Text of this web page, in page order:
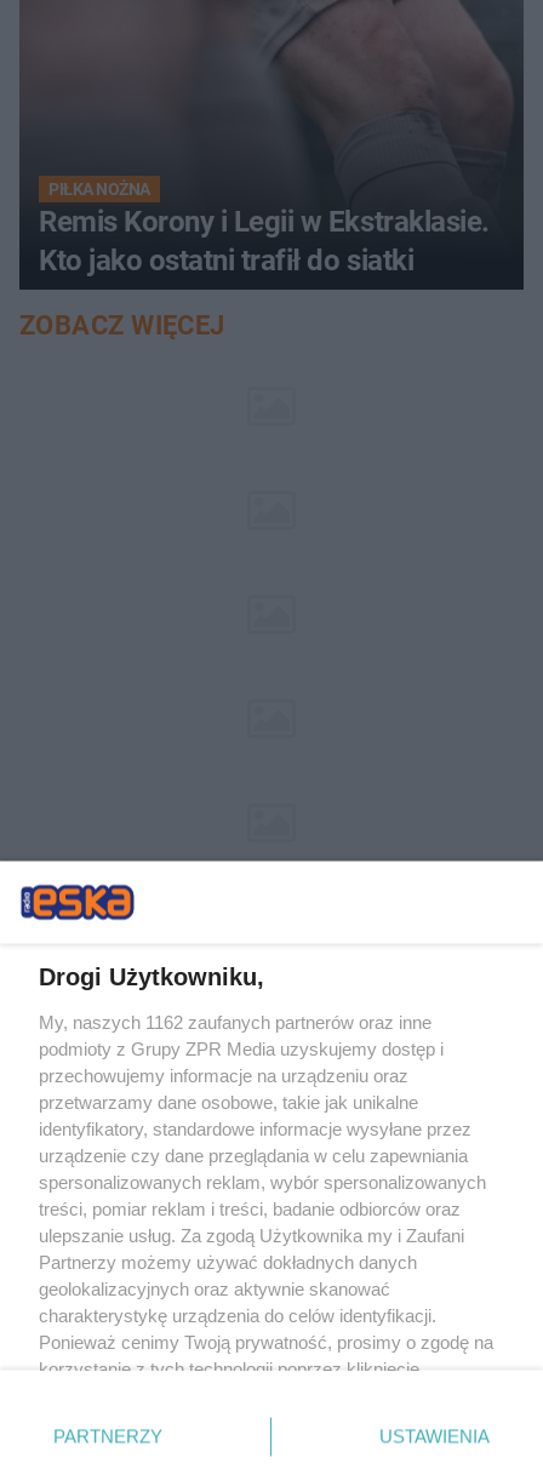
PIŁKA NOŻNA
Remis Korony i Legii w Ekstraklasie.
Kto jako ostatni trafił do siatki
ZOBACZ WIĘCEJ
Żaden utwór zamieszczony w serwisie nie może być powielany i
rozpowszechniany lub dalej rozpowszechniany w jakikolwiek sposób (w
tym także elektroniczny lub mechaniczny) na jakimkolwiek polu
eksploatacji w jakiejkolwiek formie, włącznie z umieszczaniem w Internecie
bez pisemnej zgody właściciela praw. Jakiekolwiek użycie lub
wykorzystanie utworów w całości lub w części z naruszeniem prawa, tzn.
bez właściwej zgody, jest zabronione pod groźbą kary i może być ścigane
prawnie.
O nas
Drogi Użytkowniku,
My, naszych 1162 zaufanych partnerów oraz inne
podmioty z Grupy ZPR Media uzyskujemy dostęp i
przechowujemy informacje na urządzeniu oraz
przetwarzamy dane osobowe, takie jak unikalne
identyfikatory, standardowe informacje wysyłane przez
urządzenie czy dane przeglądania w celu zapewniania
spersonalizowanych reklam, wybór spersonalizowanych
treści, pomiar reklam i treści, badanie odbiorców oraz
ulepszanie usług. Za zgodą Użytkownika my i Zaufani
Partnerzy możemy używać dokładnych danych
geolokalizacyjnych oraz aktywnie skanować
charakterystykę urządzenia do celów identyfikacji.
Ponieważ cenimy Twoją prywatność, prosimy o zgodę na
korzystanie z tych technologii poprzez kliknięcie
zmienić/wycofać klikając przycisk ustawień prywatności
znajdujący się w lewym dolnym rogu strony
PARTNERZY USTAWIENIA